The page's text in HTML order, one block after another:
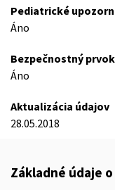
Pediatrické
Áno
Bezpečnostný prvok
Áno
Aktualizácia údajov
28.05.2018
Základné údaje